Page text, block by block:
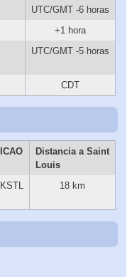
UTC/GMT -6 horas
+1 hora
UTC/GMT -5 horas
CDT
ICAO
Distancia a Saint
Louis
KSTL 18 km